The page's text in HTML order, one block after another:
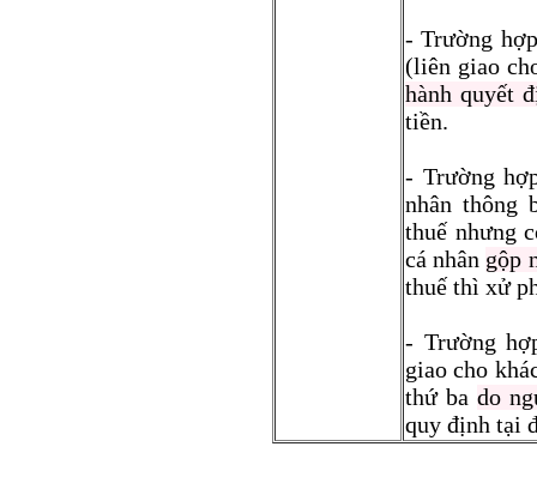
-Trường
(liên giao
hành quyết
tiền.
- Trường
nhân thông
thuế nhưng
cá nhân gộp
thuế thì xử
- Trường
giao cho
thứ ba do
quy định tại